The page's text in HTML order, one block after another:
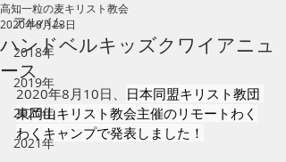
アルバム
2018年
2019年
2020年
2021年
ハンドベルキッズクワイアニュ
ース
高知一粒の麦キリスト教会
2020年8月23日
2020年8月10日、 日本同盟キリスト教団
東岡山キリスト教会主催のリモートわく
わくキャンプで発表しました！